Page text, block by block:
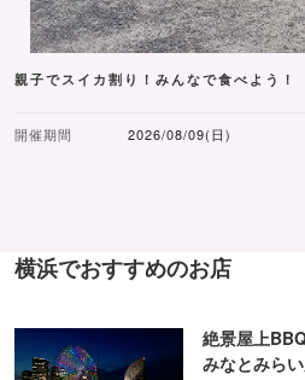
親子でスイカ割り！みんなで食べよう！
開催期間 2026/08/09(日)
横浜でおすすめのお店
絶景屋上
みなとみら